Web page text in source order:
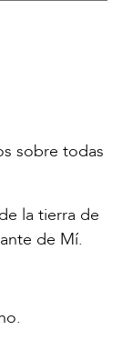
sobre todas
la tierra de
de Mí.